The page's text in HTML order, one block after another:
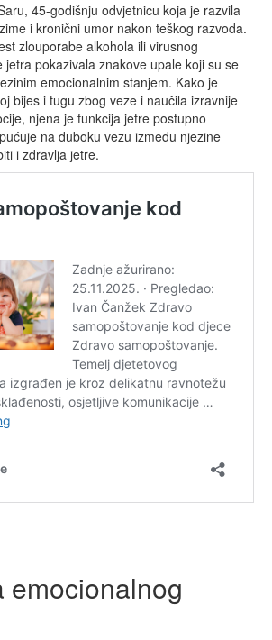
45-godišnju odvjetnicu koja je razvila
i kronični umor nakon teškog razvoda.
zlouporabe alkohola ili virusnog
jetra pokazivala znakove upale koji su se
emocionalnim stanjem. Kako je
bijes i tugu zbog veze i naučila izravnije
njena je funkcija jetre postupno
na duboku vezu između njezine
i zdravlja jetre.
emocionalnog